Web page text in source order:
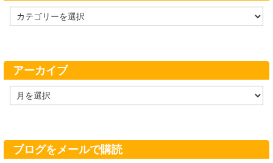
テ
ー
アーカイブ
ー
ブ
ブログをメールで購読